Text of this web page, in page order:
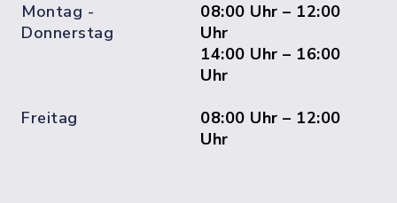
Montag -
Donnerstag
08:00 Uhr – 12:00
Uhr
14:00 Uhr – 16:00
Uhr
Freitag
08:00 Uhr – 12:00
Uhr